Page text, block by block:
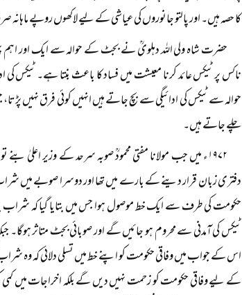
کا حصہ ہیں۔ اور پالتو جانوروں کی عیاشی کے لیے لاکھوں روپے
حضرت شاہ ولی اللہ دہلویؒ نے بجٹ کے حوالہ سے ایک اور اہم
ناکس پر ٹیکس عائد کرنا معیشت میں فساد کا باعث بنتا ہے۔ ٹیکس کی
حوالہ سے ٹیکس کی ادائیگی سے بچ جاتے ہیں انہیں کوئی فرق نہیں
چلے جاتے ہیں۔
۱۹۷۲ء میں جب مولانا مفتی محمودؒ صوبہ سرحد کے وزیر
دفتری زبان قرار دینے کے بارے میں تھا اور دوسرا صوبے میں شراب
حکومت کی طرف سے ایک خط موصول ہوا جس میں بتایا گیا کہ شراب
ٹیکس کی آمدنی سے محروم ہو جائیں گے اور صوبائی بجٹ متاثر
اس کے جواب میں وفاقی حکومت کو اپنے خط میں تسلی دلائی کہ وہ
کے لیے وفاقی حکومت کو زحمت نہیں دیں گے بلکہ اخراجات میں